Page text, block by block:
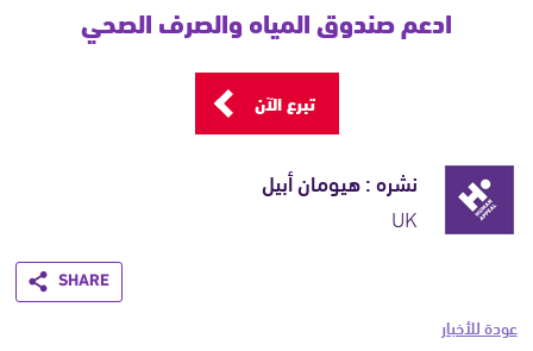
ادعم صندوق المياه والصرف الصحي
تبرع الآن
نشره : هيومان أبيل
UK
Share
عودة للأخبار